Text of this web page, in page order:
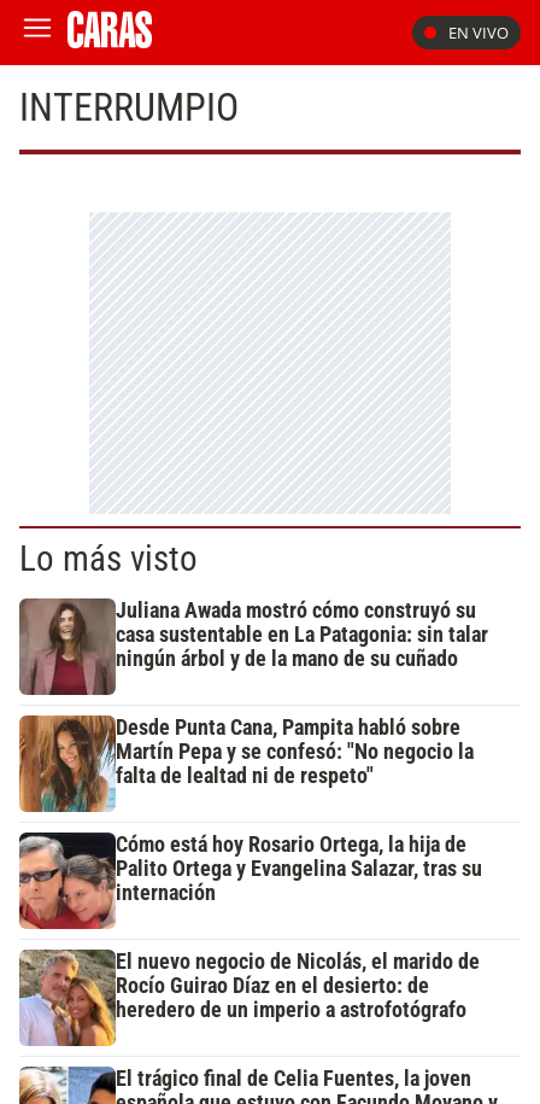
EN VIVO
INTERRUMPIO
Lo más visto
Juliana Awada mostró cómo construyó su
casa sustentable en La Patagonia: sin talar
ningún árbol y de la mano de su cuñado
Desde Punta Cana, Pampita habló sobre
Martín Pepa y se confesó: "No negocio la
falta de lealtad ni de respeto"
Cómo está hoy Rosario Ortega, la hija de
Palito Ortega y Evangelina Salazar, tras su
internación
El nuevo negocio de Nicolás, el marido de
Rocío Guirao Díaz en el desierto: de
heredero de un imperio a astrofotógrafo
El trágico final de Celia Fuentes, la joven